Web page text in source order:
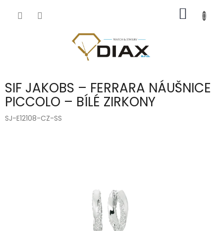
KOŠÍK
SIF JAKOBS – FERRARA NÁUŠNICE
PICCOLO – BÍLÉ ZIRKONY
SJ-E12108-CZ-SS